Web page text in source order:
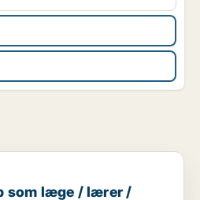
læge / lærer / pædagogmedhjælper
som læge / lærer /